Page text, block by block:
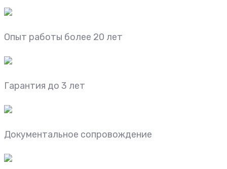
Опыт работы более 20 лет
Гарантия до 3 лет
Документальное сопровождение